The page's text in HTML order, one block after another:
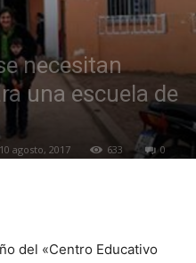
necesitan
una escuela de
10 agosto, 2017 633 0
del «Centro Educativo